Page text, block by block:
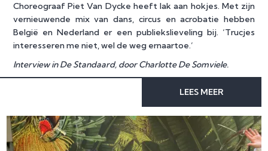
Choreograaf Piet Van Dycke heeft lak aan hokjes. Met zijn
vernieuwende mix van dans, circus en acrobatie hebben
België en Nederland er een publiekslieveling bij. ‘Trucjes
interesseren me niet, wel de weg ernaartoe.’
Interview inDe Standaard, door Charlotte De Somviele.
LEES MEER